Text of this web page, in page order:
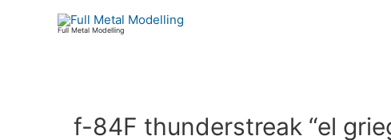
Full Metal Modelling
f-84F thunderstreak “el
Navegación